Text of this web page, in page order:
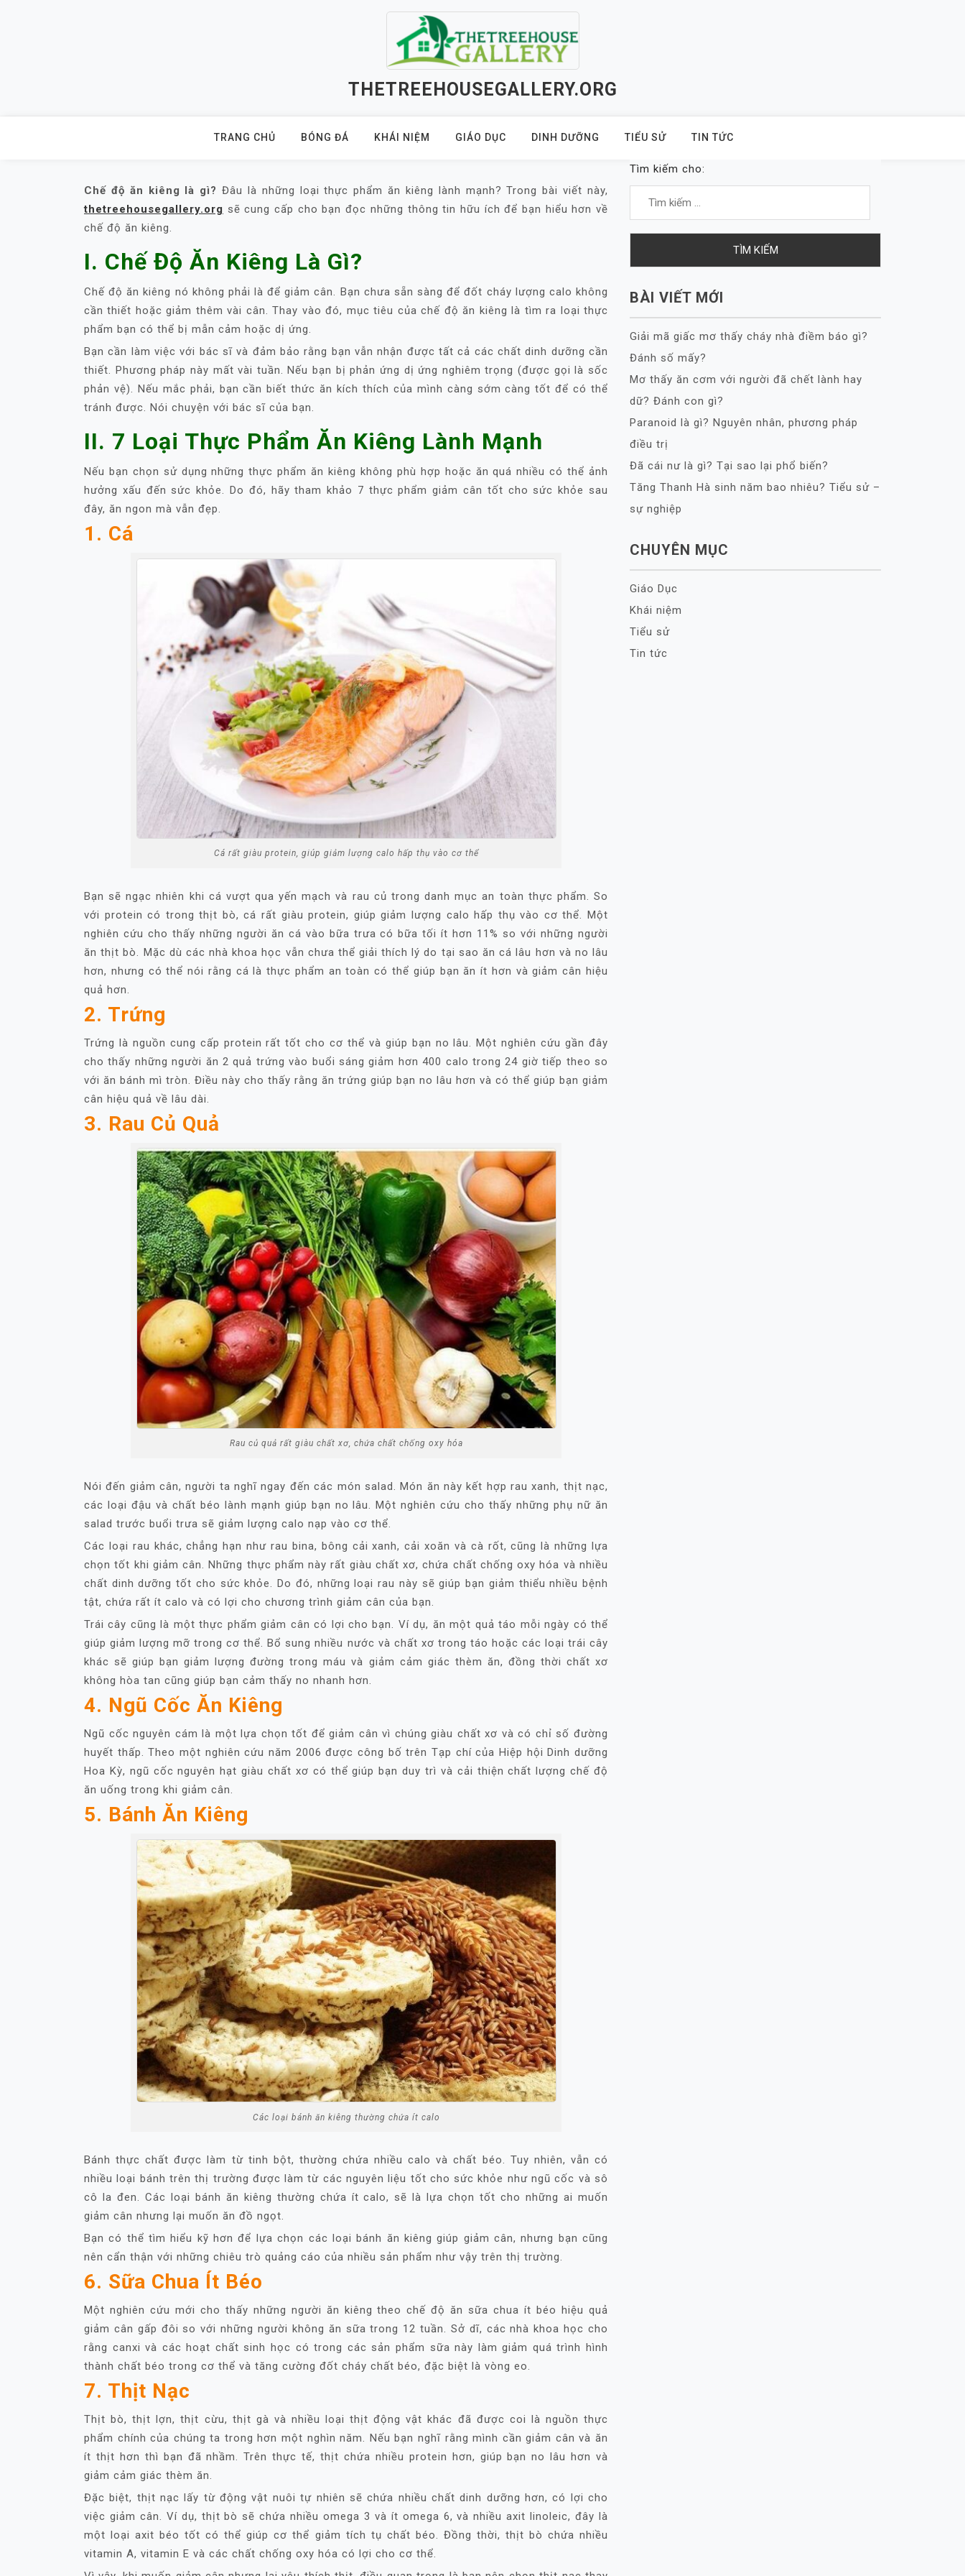
THETREEHOUSEGALLERY.ORG
TRANG CHỦ BÓNG ĐÁ KHÁI NIỆM GIÁO DỤC DINH DƯỠNG TIỂU SỬ TIN TỨC
Chế độ ăn kiêng là gì? Đâu là những loại thực phẩm ăn kiêng lành mạnh? Trong bài viết này,
thetreehousegallery.org sẽ cung cấp cho bạn đọc những thông tin hữu ích để bạn hiểu hơn về
chế độ ăn kiêng.
I. Chế Độ Ăn Kiêng Là Gì?
Chế độ ăn kiêng nó không phải là để giảm cân. Bạn chưa sẵn sàng để đốt cháy lượng calo không
cần thiết hoặc giảm thêm vài cân. Thay vào đó, mục tiêu của chế độ ăn kiêng là tìm ra loại thực
phẩm bạn có thể bị mẫn cảm hoặc dị ứng.
Bạn cần làm việc với bác sĩ và đảm bảo rằng bạn vẫn nhận được tất cả các chất dinh dưỡng cần
thiết. Phương pháp này mất vài tuần. Nếu bạn bị phản ứng dị ứng nghiêm trọng (được gọi là sốc
phản vệ). Nếu mắc phải, bạn cần biết thức ăn kích thích của mình càng sớm càng tốt để có thể
tránh được. Nói chuyện với bác sĩ của bạn.
II. 7 Loại Thực Phẩm Ăn Kiêng Lành Mạnh
Nếu bạn chọn sử dụng những thực phẩm ăn kiêng không phù hợp hoặc ăn quá nhiều có thể ảnh
hưởng xấu đến sức khỏe. Do đó, hãy tham khảo 7 thực phẩm giảm cân tốt cho sức khỏe sau
đây, ăn ngon mà vẫn đẹp.
1. Cá
Cá rất giàu protein, giúp giảm lượng calo hấp thụ vào cơ thể
Bạn sẽ ngạc nhiên khi cá vượt qua yến mạch và rau củ trong danh mục an toàn thực phẩm. So
với protein có trong thịt bò, cá rất giàu protein, giúp giảm lượng calo hấp thụ vào cơ thể. Một
nghiên cứu cho thấy những người ăn cá vào bữa trưa có bữa tối ít hơn 11% so với những người
ăn thịt bò. Mặc dù các nhà khoa học vẫn chưa thể giải thích lý do tại sao ăn cá lâu hơn và no lâu
hơn, nhưng có thể nói rằng cá là thực phẩm an toàn có thể giúp bạn ăn ít hơn và giảm cân hiệu
quả hơn.
2. Trứng
Trứng là nguồn cung cấp protein rất tốt cho cơ thể và giúp bạn no lâu. Một nghiên cứu gần đây
cho thấy những người ăn 2 quả trứng vào buổi sáng giảm hơn 400 calo trong 24 giờ tiếp theo so
với ăn bánh mì tròn. Điều này cho thấy rằng ăn trứng giúp bạn no lâu hơn và có thể giúp bạn giảm
cân hiệu quả về lâu dài.
3. Rau Củ Quả
Rau củ quả rất giàu chất xơ, chứa chất chống oxy hóa
Nói đến giảm cân, người ta nghĩ ngay đến các món salad. Món ăn này kết hợp rau xanh, thịt nạc,
các loại đậu và chất béo lành mạnh giúp bạn no lâu. Một nghiên cứu cho thấy những phụ nữ ăn
salad trước buổi trưa sẽ giảm lượng calo nạp vào cơ thể.
Các loại rau khác, chẳng hạn như rau bina, bông cải xanh, cải xoăn và cà rốt, cũng là những lựa
chọn tốt khi giảm cân. Những thực phẩm này rất giàu chất xơ, chứa chất chống oxy hóa và nhiều
chất dinh dưỡng tốt cho sức khỏe. Do đó, những loại rau này sẽ giúp bạn giảm thiểu nhiều bệnh
tật, chứa rất ít calo và có lợi cho chương trình giảm cân của bạn.
Trái cây cũng là một thực phẩm giảm cân có lợi cho bạn. Ví dụ, ăn một quả táo mỗi ngày có thể
giúp giảm lượng mỡ trong cơ thể. Bổ sung nhiều nước và chất xơ trong táo hoặc các loại trái cây
khác sẽ giúp bạn giảm lượng đường trong máu và giảm cảm giác thèm ăn, đồng thời chất xơ
không hòa tan cũng giúp bạn cảm thấy no nhanh hơn.
4. Ngũ Cốc Ăn Kiêng
Ngũ cốc nguyên cám là một lựa chọn tốt để giảm cân vì chúng giàu chất xơ và có chỉ số đường
huyết thấp. Theo một nghiên cứu năm 2006 được công bố trên Tạp chí của Hiệp hội Dinh dưỡng
Hoa Kỳ, ngũ cốc nguyên hạt giàu chất xơ có thể giúp bạn duy trì và cải thiện chất lượng chế độ
ăn uống trong khi giảm cân.
5. Bánh Ăn Kiêng
Các loại bánh ăn kiêng thường chứa ít calo
Bánh thực chất được làm từ tinh bột, thường chứa nhiều calo và chất béo. Tuy nhiên, vẫn có
nhiều loại bánh trên thị trường được làm từ các nguyên liệu tốt cho sức khỏe như ngũ cốc và sô
cô la đen. Các loại bánh ăn kiêng thường chứa ít calo, sẽ là lựa chọn tốt cho những ai muốn
giảm cân nhưng lại muốn ăn đồ ngọt.
Bạn có thể tìm hiểu kỹ hơn để lựa chọn các loại bánh ăn kiêng giúp giảm cân, nhưng bạn cũng
nên cẩn thận với những chiêu trò quảng cáo của nhiều sản phẩm như vậy trên thị trường.
6. Sữa Chua Ít Béo
Một nghiên cứu mới cho thấy những người ăn kiêng theo chế độ ăn sữa chua ít béo hiệu quả
giảm cân gấp đôi so với những người không ăn sữa trong 12 tuần. Sở dĩ, các nhà khoa học cho
rằng canxi và các hoạt chất sinh học có trong các sản phẩm sữa này làm giảm quá trình hình
thành chất béo trong cơ thể và tăng cường đốt cháy chất béo, đặc biệt là vòng eo.
7. Thịt Nạc
Thịt bò, thịt lợn, thịt cừu, thịt gà và nhiều loại thịt động vật khác đã được coi là nguồn thực
phẩm chính của chúng ta trong hơn một nghìn năm. Nếu bạn nghĩ rằng mình cần giảm cân và ăn
ít thịt hơn thì bạn đã nhầm. Trên thực tế, thịt chứa nhiều protein hơn, giúp bạn no lâu hơn và
giảm cảm giác thèm ăn.
Đặc biệt, thịt nạc lấy từ động vật nuôi tự nhiên sẽ chứa nhiều chất dinh dưỡng hơn, có lợi cho
việc giảm cân. Ví dụ, thịt bò sẽ chứa nhiều omega 3 và ít omega 6, và nhiều axit linoleic, đây là
một loại axit béo tốt có thể giúp cơ thể giảm tích tụ chất béo. Đồng thời, thịt bò chứa nhiều
vitamin A, vitamin E và các chất chống oxy hóa có lợi cho cơ thể.
Tìm kiếm cho:
BÀI VIẾT MỚI
Giải mã giấc mơ thấy cháy nhà điềm báo gì?
Đánh số mấy?
Mơ thấy ăn cơm với người đã chết lành hay
dữ? Đánh con gì?
Paranoid là gì? Nguyên nhân, phương pháp
điều trị
Đã cái nư là gì? Tại sao lại phổ biến?
Tăng Thanh Hà sinh năm bao nhiêu? Tiểu sử –
sự nghiệp
CHUYÊN MỤC
Giáo Dục
Khái niệm
Tiểu sử
Tin tức